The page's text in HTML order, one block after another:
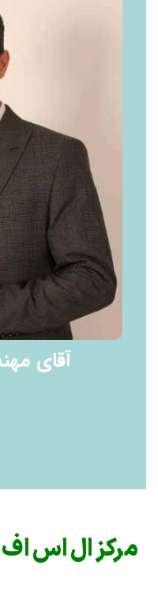
آقای
مرکز ال اس اف